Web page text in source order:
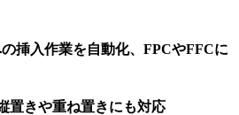
挿入作業を自動化、FPCやFFCに
置きや重ね置きにも対応